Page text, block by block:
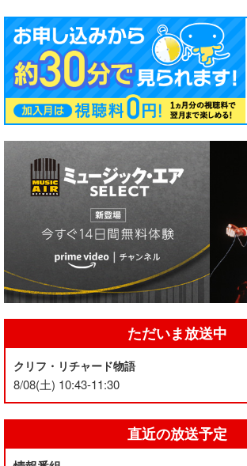
ただいま放送中
クリフ・リチャード物語
8/08(土) 10:43-11:30
直近の放送予定